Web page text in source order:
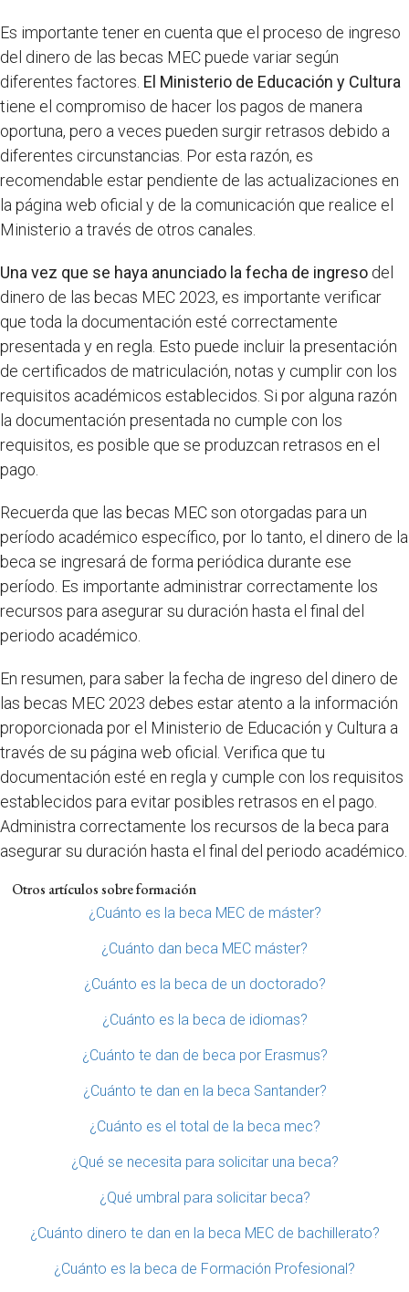
Es importante tener en cuenta que el proceso de ingreso
del dinero de las becas MEC puede variar según
diferentes factores. El Ministerio de Educación y Cultura
tiene el compromiso de hacer los pagos de manera
oportuna, pero a veces pueden surgir retrasos debido a
diferentes circunstancias. Por esta razón, es
recomendable estar pendiente de las actualizaciones en
la página web oficial y de la comunicación que realice el
Ministerio a través de otros canales.
Una vez que se haya anunciado la fecha de ingreso del
dinero de las becas MEC 2023, es importante verificar
que toda la documentación esté correctamente
presentada y en regla. Esto puede incluir la presentación
de certificados de matriculación, notas y cumplir con los
requisitos académicos establecidos. Si por alguna razón
la documentación presentada no cumple con los
requisitos, es posible que se produzcan retrasos en el
pago.
Recuerda que las becas MEC son otorgadas para un
período académico específico, por lo tanto, el dinero de la
beca se ingresará de forma periódica durante ese
período. Es importante administrar correctamente los
recursos para asegurar su duración hasta el final del
periodo académico.
En resumen, para saber la fecha de ingreso del dinero de
las becas MEC 2023 debes estar atento a la información
proporcionada por el Ministerio de Educación y Cultura a
través de su página web oficial. Verifica que tu
documentación esté en regla y cumple con los requisitos
establecidos para evitar posibles retrasos en el pago.
Administra correctamente los recursos de la beca para
asegurar su duración hasta el final del periodo académico.
Otros artículos sobre formación
¿Cuánto es la beca MEC de máster?
¿Cuánto dan beca MEC máster?
¿Cuánto es la beca de un doctorado?
¿Cuánto es la beca de idiomas?
¿Cuánto te dan de beca por Erasmus?
¿Cuánto te dan en la beca Santander?
¿Cuánto es el total de la beca mec?
¿Qué se necesita para solicitar una beca?
¿Qué umbral para solicitar beca?
¿Cuánto dinero te dan en la beca MEC de bachillerato?
¿Cuánto es la beca de Formación Profesional?